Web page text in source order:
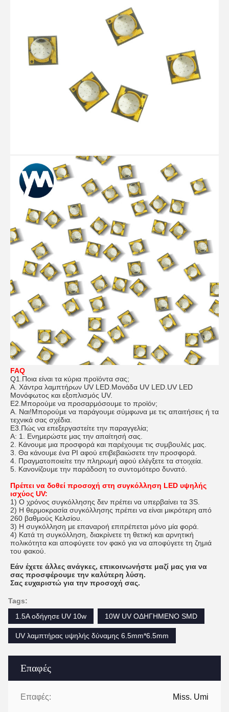
Επαφές
Επαφές: Miss. Umi
FAQ
Q1.Ποια είναι τα κύρια προϊόντα σας;
Α. Χάντρα λαμπτήρων UV LED.Μονάδα UV LED.UV LED
Μονόφωτος και εξοπλισμός UV.
Ε2.Μπορούμε να προσαρμόσουμε το προϊόν;
Α. Ναι!Μπορούμε να παράγουμε σύμφωνα με τις απαιτήσεις ή τα
τεχνικά σας σχέδια.
Ε3 Πώς να επεξεργαστείτε την παραγγελία;
Α: 1. Ενημερώστε μας την απαίτησή σας.
2. Κάνουμε μια προσφορά και παρέχουμε τις συμβουλές μας.
3. Θα κάνουμε ένα PI αφού επιβεβαιώσετε την προσφορά.
4. Πραγματοποιείτε την πληρωμή αφού ελέγξετε τα στοιχεία.
5. Κανονίζουμε την παράδοση το συντομότερο δυνατό.
Πρέπει να δοθεί προσοχή στη συγκόλληση LED υψηλής
ισχύος UV:
1) Ο χρόνος συγκόλλησης δεν πρέπει να υπερβαίνει τα 3S.
2) Η θερμοκρασία συγκόλλησης πρέπει να είναι μικρότερη από
260 βαθμούς Κελσίου.
3) Η συγκόλληση με επαναροή επιτρέπεται μόνο μία φορά.
4) Κατά τη συγκόλληση, διακρίνετε τη θετική και αρνητική
πολικότητα και αποφύγετε τον φακό για να αποφύγετε τη ζημιά
του φακού.
Εάν έχετε άλλες ανάγκες, επικοινωνήστε μαζί μας για να
σας προσφέρουμε την καλύτερη λύση.
Σας ευχαριστώ για την προσοχή σας.
Tags:
1.5A οδήγησε UV 10w
10W UV ΟΔΗΓΗΜΕΝΟ SMD
UV λαμπτήρας υψηλής δύναμης 6.5mm*6.5mm